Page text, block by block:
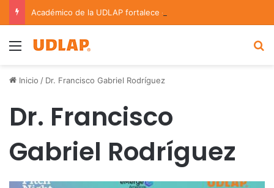
Menu
Inicio / Dr. Francisco Gabriel Rodríguez
Dr. Francisco
Gabriel Rodríguez